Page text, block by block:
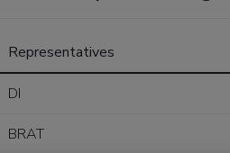
Representatives
DI
BRAT